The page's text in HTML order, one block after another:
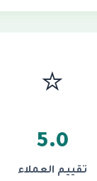
⭐
5.0
تقييم العملاء